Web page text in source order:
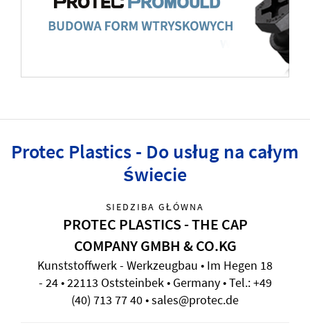
Protec Plastics - Do usług na całym
świecie
SIEDZIBA GŁÓWNA
PROTEC PLASTICS - THE CAP
COMPANY GMBH & CO.KG
Kunststoffwerk - Werkzeugbau • Im Hegen 18
- 24 • 22113 Oststeinbek • Germany • Tel.: +49
(40) 713 77 40 • sales@protec.de